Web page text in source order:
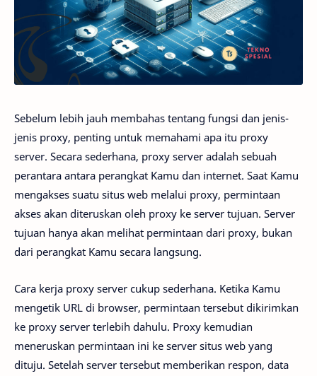
Sebelum lebih jauh membahas tentang fungsi dan jenis-
jenis proxy, penting untuk memahami apa itu proxy
server. Secara sederhana, proxy server adalah sebuah
perantara antara perangkat Kamu dan internet. Saat Kamu
mengakses suatu situs web melalui proxy, permintaan
akses akan diteruskan oleh proxy ke server tujuan. Server
tujuan hanya akan melihat permintaan dari proxy, bukan
dari perangkat Kamu secara langsung.
Cara kerja proxy server cukup sederhana. Ketika Kamu
mengetik URL di browser, permintaan tersebut dikirimkan
ke proxy server terlebih dahulu. Proxy kemudian
meneruskan permintaan ini ke server situs web yang
dituju. Setelah server tersebut memberikan respon, data